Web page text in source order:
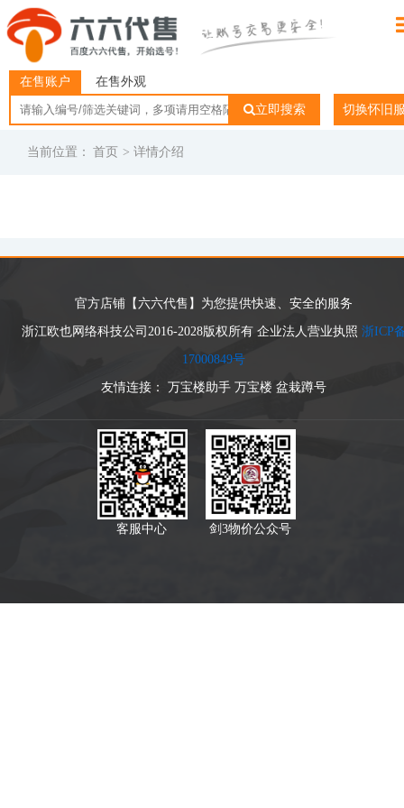
在售账户 在售外观
立即搜索 切换怀旧
当前位置： 首页 > 详情介绍
官方店铺【六六代售】为您提供快速、安全的服务
浙江欧也网络科技公司2016-2028版权所有 企业法人营业执照 浙ICP
17000849号
友情连接：万宝楼助手 万宝楼 盆栽蹲号
客服中心 剑3物价公众号